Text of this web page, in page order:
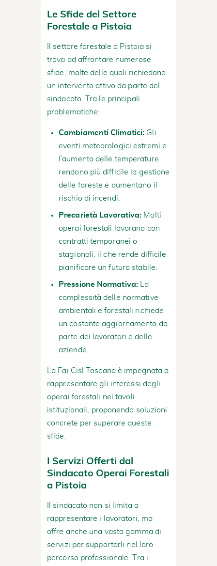
Le Sfide del Settore
Forestale a Pistoia
Il settore forestale a Pistoia si
trova ad affrontare numerose
sfide, molte delle quali richiedono
un intervento attivo da parte del
sindacato. Tra le principali
problematiche:
Cambiamenti Climatici: Gli
eventi meteorologici estremi e
l’aumento delle temperature
rendono più difficile la gestione
delle foreste e aumentano il
rischio di incendi.
Precarietà Lavorativa: Molti
operai forestali lavorano con
contratti temporanei o
stagionali, il che rende difficile
pianificare un futuro stabile.
Pressione Normativa: La
complessità delle normative
ambientali e forestali richiede
un costante aggiornamento da
parte dei lavoratori e delle
aziende.
La Fai Cisl Toscana è impegnata a
rappresentare gli interessi degli
operai forestali nei tavoli
istituzionali, proponendo soluzioni
concrete per superare queste
sfide.
I Servizi Offerti dal
Sindacato Operai Forestali
a Pistoia
Il sindacato non si limita a
rappresentare i lavoratori, ma
offre anche una vasta gamma di
servizi per supportarli nel loro
percorso professionale. Tra i